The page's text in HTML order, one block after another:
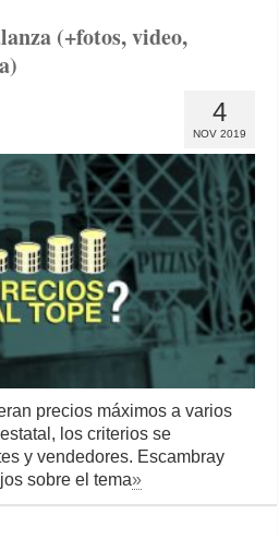
(+fotos, video,
4
NOV 2019
precios máximos a varios
los criterios se
y vendedores. Escambray
sobre el tema»